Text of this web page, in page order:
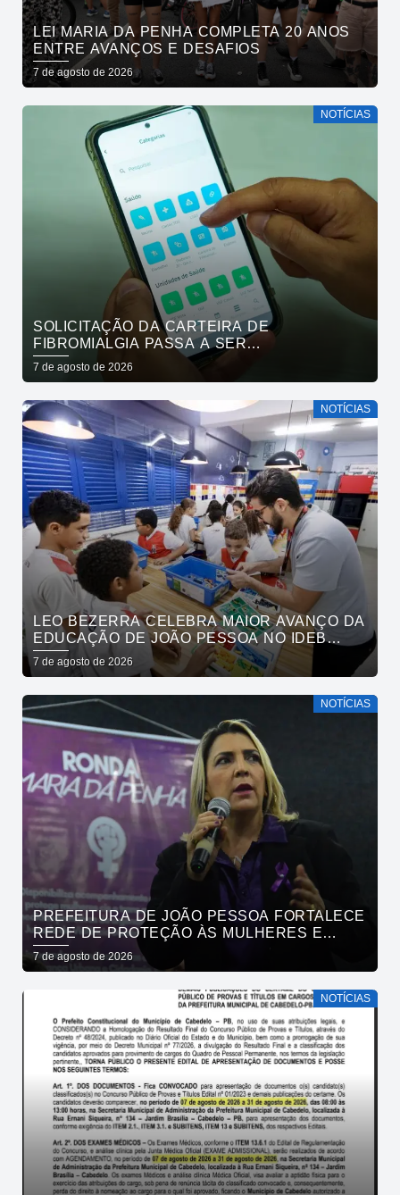
LEI MARIA DA PENHA COMPLETA 20 ANOS
ENTRE AVANÇOS E DESAFIOS
7 de agosto de 2026
NOTÍCIAS
SOLICITAÇÃO DA CARTEIRA DE
FIBROMIALGIA PASSA A SER
EXCLUSIVAMENTE PELO APLICATIVO JOÃO
PESSOA NA PALMA DA MÃO
7 de agosto de 2026
NOTÍCIAS
LEO BEZERRA CELEBRA MAIOR AVANÇO DA
EDUCAÇÃO DE JOÃO PESSOA NO IDEB
ENTRE CAPITAIS DO NORDESTE
7 de agosto de 2026
NOTÍCIAS
PREFEITURA DE JOÃO PESSOA FORTALECE
REDE DE PROTEÇÃO ÀS MULHERES E
ENTENDE QUE ACOLHER É SALVAR VIDAS
7 de agosto de 2026
NOTÍCIAS